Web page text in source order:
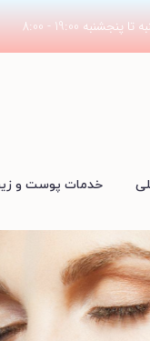
19:00 - 8:00
خدمات پوست و